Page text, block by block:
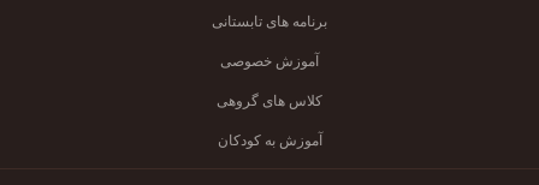
برنامه های تابستانی
آموزش خصوصی
کلاس های گروهی
آموزش به کودکان